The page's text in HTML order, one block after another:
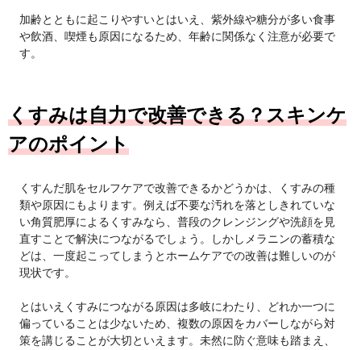
加齢とともに起こりやすいとはいえ、紫外線や糖分が多い食事
や飲酒、喫煙も原因になるため、年齢に関係なく注意が必要で
す。
くすみは自力で改善できる？スキンケ
アのポイント
くすんだ肌をセルフケアで改善できるかどうかは、くすみの種
類や原因にもよります。例えば不要な汚れを落としきれていな
い角質肥厚によるくすみなら、普段のクレンジングや洗顔を見
直すことで解決につながるでしょう。しかしメラニンの蓄積な
どは、一度起こってしまうとホームケアでの改善は難しいのが
現状です。
とはいえくすみにつながる原因は多岐にわたり、どれか一つに
偏っていることは少ないため、複数の原因をカバーしながら対
策を講じることが大切といえます。未然に防ぐ意味も踏まえ、